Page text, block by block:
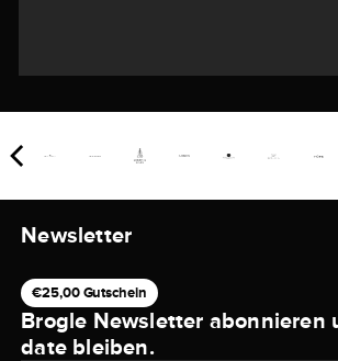
Newsletter
€25,00 Gutschein
Brogle Newsletter abonnieren
date bleiben.